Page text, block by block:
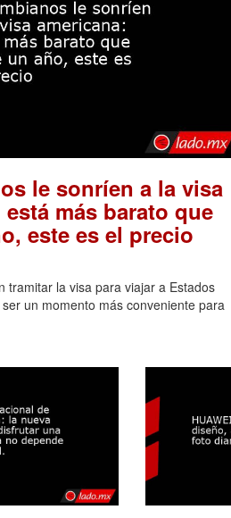
le sonríen a la visa
más barato que
este es el precio
tramitar la visa para viajar a Estados
un momento más conveniente para